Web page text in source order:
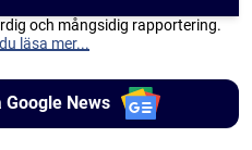
och mångsidig rapportering.
läsa mer...
Google News